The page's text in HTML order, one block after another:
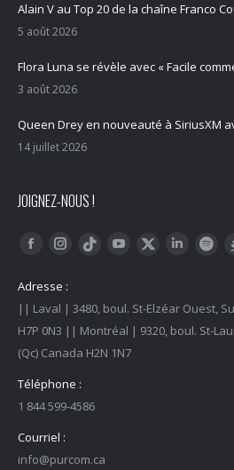
Alain V au Top 20 de la chaîne Franco
5 août 2026
Flora Luna se révèle avec « Facile
3 août 2026
Queen Drey en nouveauté à SiriusXM
14 juillet 2026
JOIGNEZ-NOUS !
Trouvez nous sur :
FacebookInstagram
Tiktok YouTubeTwitter LinkedIn
Adresse :
|| Laval | 3480, boul. St-Elzéar Ouest,
H7P 0N3 || Montréal | 9320, boul. St-
(Qc) Canada H2N 1N7
Téléphone :
1 844 599-4586
Courriel :
info@purcom.ca